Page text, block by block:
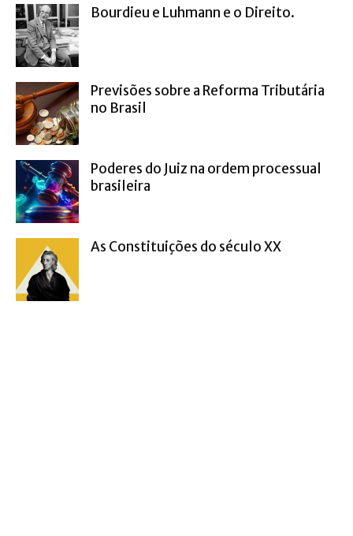
Bourdieu e Luhmann e o Direito.
Previsões sobre a Reforma Tributária
no Brasil
Poderes do Juiz na ordem processual
brasileira
As Constituições do século XX